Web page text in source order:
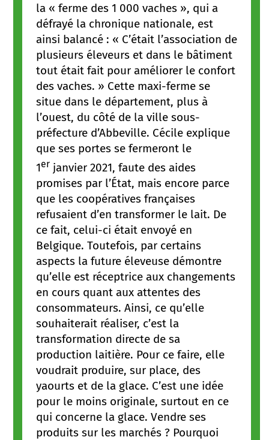
la « ferme des 1 000 vaches », qui a
défrayé la chronique nationale, est
ainsi balancé : « C’était l’association de
plusieurs éleveurs et dans le bâtiment
tout était fait pour améliorer le confort
des vaches. » Cette maxi-ferme se
situe dans le département, plus à
l’ouest, du côté de la ville sous-
préfecture d’Abbeville. Cécile explique
que ses portes se fermeront le
1erjanvier 2021, faute des aides
promises par l’État, mais encore parce
que les coopératives françaises
refusaient d’en transformer le lait. De
ce fait, celui-ci était envoyé en
Belgique. Toutefois, par certains
aspects la future éleveuse démontre
qu’elle est réceptrice aux changements
en cours quant aux attentes des
consommateurs. Ainsi, ce qu’elle
souhaiterait réaliser, c’est la
transformation directe de sa
production laitière. Pour ce faire, elle
voudrait produire, sur place, des
yaourts et de la glace. C’est une idée
pour le moins originale, surtout en ce
qui concerne la glace. Vendre ses
produits sur les marchés ? Pourquoi